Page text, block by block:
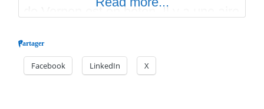
de Vernon est en béton. Il y a une aire
préfabriqué. Le Bowl de Vernon,
d’une profondeur moyenne (pas de
Partager
Facebook LinkedIn X